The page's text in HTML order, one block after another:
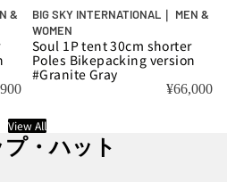
&
BIG SKY INTERNATIONAL｜ MEN &
WOMEN
Soul 1P tent 30cm shorter
Poles Bikepacking version
#Granite Gray
¥66,000
View All
・ハット